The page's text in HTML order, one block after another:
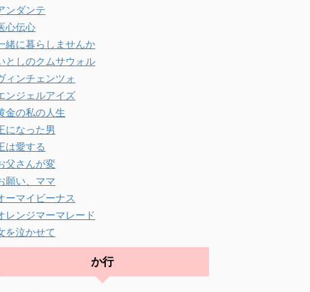
ンダンテ
心伝心
緒に暮らしませんか
としのクムサウォル
ィンチェンツォ
ンジェルアイズ
金の私の人生
になった男
は愛する
父さんが変
願い、ママ
ーマイビーナス
レンジマーマレード
を泣かせて
か行